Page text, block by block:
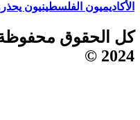
الأكاديميون الفلسطينيون
كل الحقوق محفوظة
2024 ©